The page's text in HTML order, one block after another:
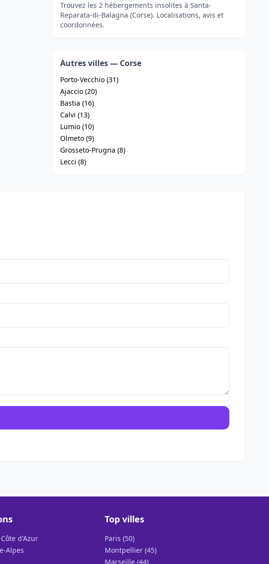
Trouvez les 2 hébergements insolites à Santa-
Reparata-di-Balagna (Corse). Localisations, avis et
coordonnées.
Autres villes — Corse
Porto-Vecchio (31)
Ajaccio (20)
Bastia (16)
Calvi (13)
Lumio (10)
Olmeto (9)
Grosseto-Prugna (8)
Lecci (8)
d'Azur
Alpes
Top villes
Paris (50)
Montpellier (45)
Marseille (44)